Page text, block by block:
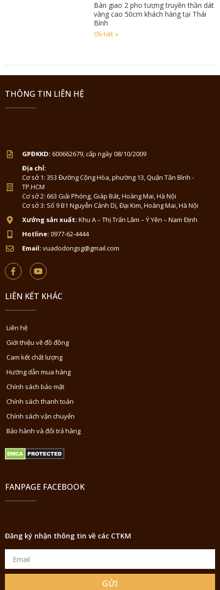
Bàn giao 2 pho tượng truyền thần dát
vàng cao 50cm khách hàng tại Thái
Bình
Chi tiết »
THÔNG TIN LIÊN HỆ
GPĐKKD: 600662679, cấp ngày 08/10/2009
Địa chỉ:
Cơ sở 1: 353 Đường Cộng Hòa, phường 13, Quận Tân Bình -
TP.HCM
Cơ sở 2: 663 Giải Phóng, Giáp Bát, Hoàng Mai, Hà Nội
Cơ sở 3: Số 9 B1 Nguyễn Cảnh Dị, Đại Kim, Hoàng Mai, Hà Nội
Xưởng sản xuất: Khu A – Thị Trấn Lâm – Ý Yên – Nam Định
Hotline: 0977-62-4444
Email: vuadodongsg@gmail.com
LIÊN KẾT KHÁC
Liên hệ
Giới thiệu về đồ đồng
Cam kết chất lượng
Hướng dẫn mua hàng
Chính sách bảo mật
Chính sách thanh toán
Chính sách vận chuyển
Bảo hành và đổi trả hàng
FANPAGE FACEBOOK
Đăng ký nhận thông tin về các CTKM
GỬI